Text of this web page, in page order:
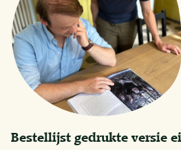
Bestellijst gedrukte versie